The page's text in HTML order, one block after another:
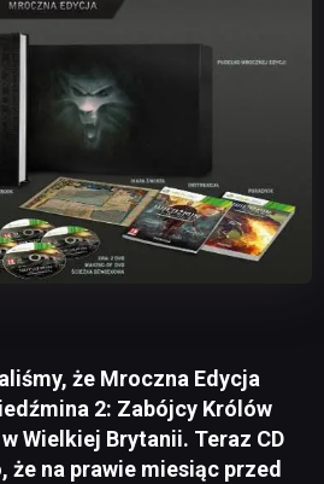
że Mroczna Edycja
2: Zabójcy Królów
Wielkiej Brytanii. Teraz CD
że na prawie miesiąc przed